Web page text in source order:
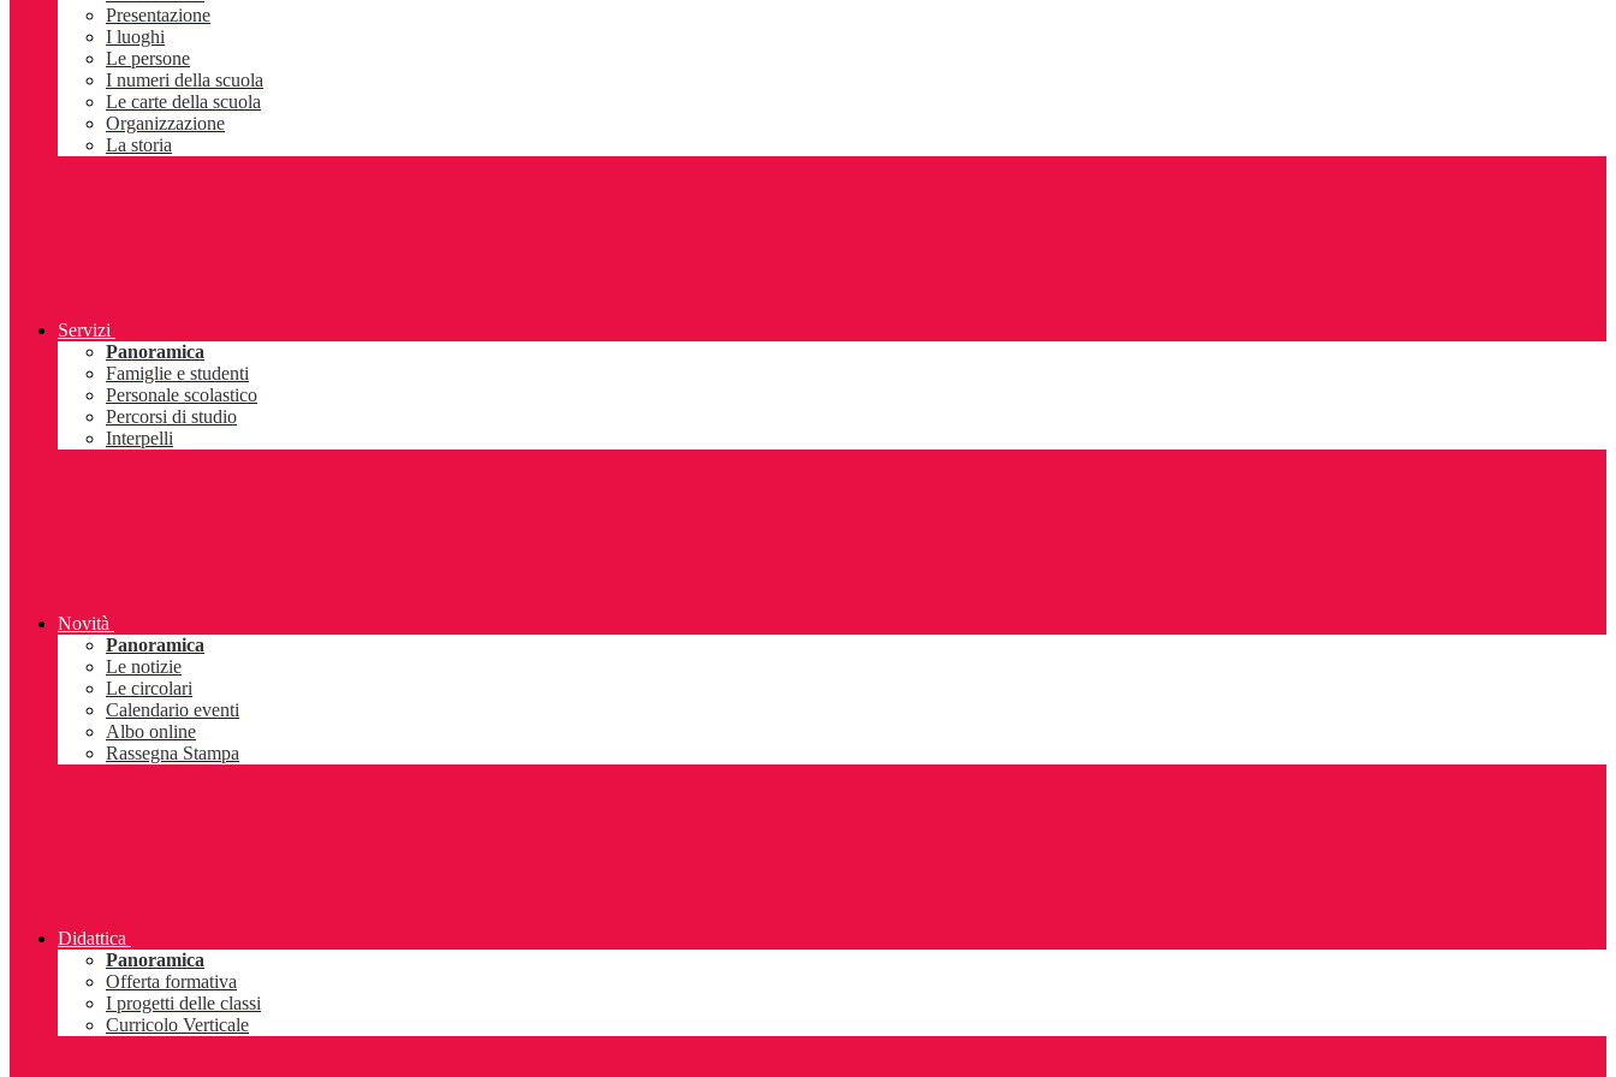
Presentazione
I luoghi
Le persone
I numeri della scuola
Le carte della scuola
Organizzazione
La storia
Servizi
Panoramica
Famiglie e studenti
Personale scolastico
Percorsi di studio
Interpelli
Novità
Panoramica
Le notizie
Le circolari
Calendario eventi
Albo online
Rassegna Stampa
Didattica
Panoramica
Offerta formativa
I progetti delle classi
Curricolo Verticale